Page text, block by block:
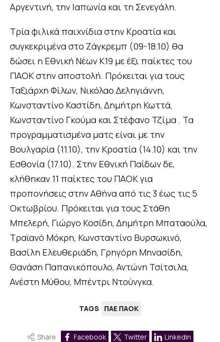
Αργεντινή, την Ιαπωνία και τη Σενεγάλη.
Τρία φιλικά παιχνίδια στην Κροατία και
συγκεκριμένα στο Ζάγκρεμπ (09-18.10) θα
δώσει η Εθνική Νέων Κ19 με έξι παίκτες του
ΠΑΟΚ στην αποστολή. Πρόκειται για τους
Ταξιάρχη Φίλων, Νικόλαο Δεληγιάννη,
Κωνσταντίνο Καστίδη, Δημήτρη Κωττά,
Κωνσταντίνο Γκούμα και Στέφανο Τζίμα . Τα
προγραμματισμένα ματς είναι με την
Βουλγαρία (11.10), την Κροατία (14.10) και την
Εσθονία (17.10). Στην Εθνική Παίδων δε,
κλήθηκαν 11 παίκτες του ΠΑΟΚ για
προπονήσεις στην Αθήνα από τις 3 έως τις 5
Οκτωβρίου. Πρόκειται για τους Στάθη
Μπελερή, Γιώργο Κοσίδη, Δημήτρη Μπαταούλα,
Τραϊανό Μόκρη, Κωνσταντίνο Βυρσωκινό,
Βασίλη Ελευθεριάδη, Γρηγόρη Μηνασίδη,
Θανάση Παπανικόπουλο, Αντώνη Τσίτσιλα,
Ανέστη Μύθου, Μπέντρι Ντούνγκα.
TAGS ΠΑΕ ΠΑΟΚ
Share Facebook Twitter Linkedin